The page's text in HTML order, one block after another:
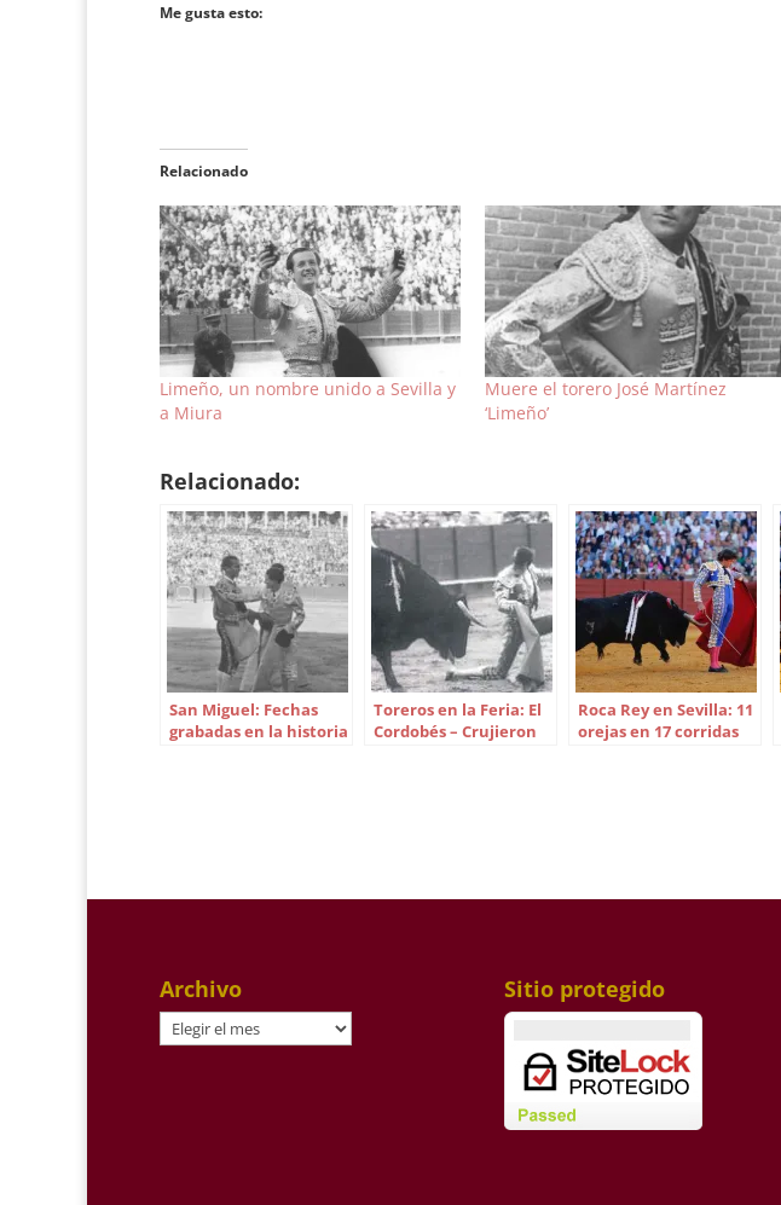
Me gusta esto:
Relacionado
Limeño, un nombre unido a Sevilla y
a Miura
Muere el torero José Martínez
‘Limeño’
Relacionado:
San Miguel: Fechas
grabadas en la historia
Toreros en la Feria: El
Cordobés – Crujieron
Roca Rey en Sevilla: 11
orejas en 17 corridas
Archivo
Archivo
Sitio protegido